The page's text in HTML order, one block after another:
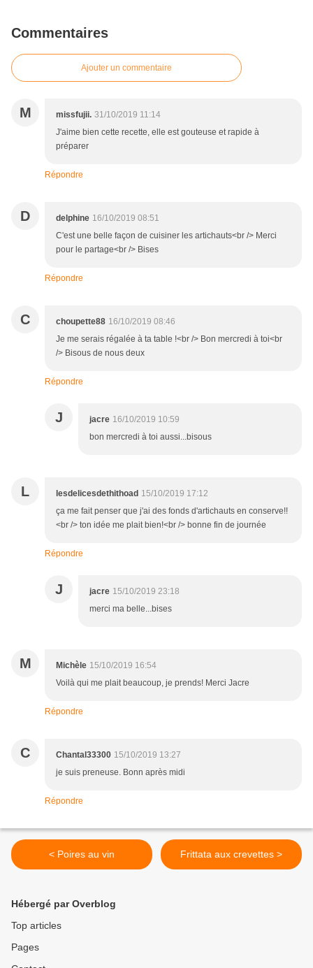
Commentaires
Ajouter un commentaire
M missfujii. 31/10/2019 11:14
J'aime bien cette recette, elle est gouteuse et rapide à
préparer
Répondre
D delphine 16/10/2019 08:51
C'est une belle façon de cuisiner les artichauts<br /> Merci
pour le partage<br /> Bises
Répondre
C choupette88 16/10/2019 08:46
Je me serais régalée à ta table !<br /> Bon mercredi à toi<br
/> Bisous de nous deux
Répondre
J jacre 16/10/2019 10:59
bon mercredi à toi aussi...bisous
L lesdelicesdethithoad 15/10/2019 17:12
ça me fait penser que j'ai des fonds d'artichauts en conserve!!
<br /> ton idée me plait bien!<br /> bonne fin de journée
Répondre
J jacre 15/10/2019 23:18
merci ma belle...bises
M Michèle 15/10/2019 16:54
Voilà qui me plait beaucoup, je prends! Merci Jacre
Répondre
C Chantal33300 15/10/2019 13:27
je suis preneuse. Bonn après midi
Répondre
< Poires au vin Frittata aux crevettes >
Hébergé par Overblog
Top articles
Pages